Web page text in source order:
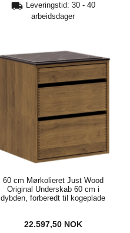
Leveringstid: 30 - 40
arbeidsdager
60 cm Mørkolieret Just Wood
Original Underskab 60 cm i
dybden, forberedt til kogeplade
22.597,50 NOK